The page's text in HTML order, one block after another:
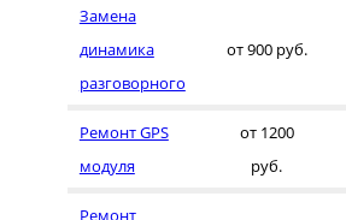
Замена
динамика
разговорного
от 900 руб.
Ремонт GPS
модуля
от 1200
руб.
Ремонт